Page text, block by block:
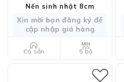
Nến sinh nhật 8cm
Xin mời bạn đăng ký để
cập nhập giá hàng
Có sẵn 5 bộ